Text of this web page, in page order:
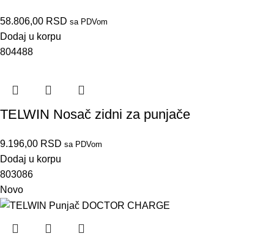
58.806,00 RSD sa PDVom
Dodaj u korpu
804488
TELWIN Nosač zidni za punjače
9.196,00 RSD sa PDVom
Dodaj u korpu
803086
Novo